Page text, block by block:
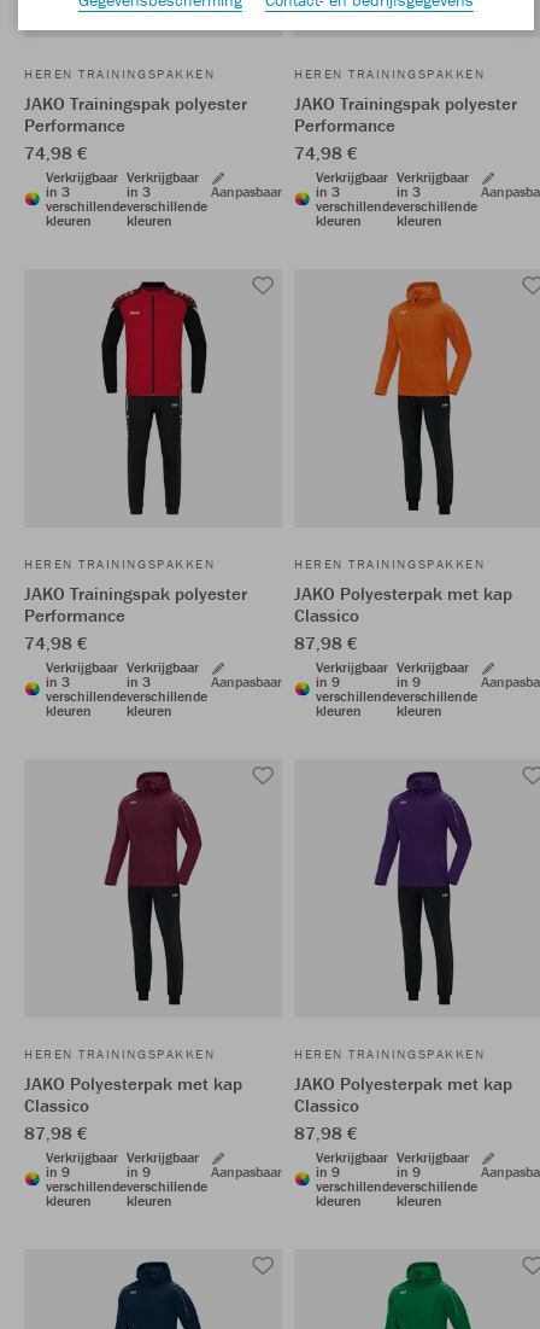
HEREN TRAININGSPAKKEN
JAKO Trainingspak polyester
Performance
74,98 €
Verkrijgbaar
in 3
verschillende
kleuren
Verkrijgbaar
in 3
verschillende
kleuren
Aanpasbaar
HEREN TRAININGSPAKKEN
JAKO Trainingspak polyester
Performance
74,98 €
Verkrijgbaar
in 3
verschillende
kleuren
Verkrijgbaar
in 3
verschillende
kleuren
HEREN TRAININGSPAKKEN
JAKO Trainingspak polyester
Performance
74,98 €
Verkrijgbaar
in 3
verschillende
kleuren
Verkrijgbaar
in 3
verschillende
kleuren
Aanpasbaar
HEREN TRAININGSPAKKEN
JAKO Polyesterpak met kap
Classico
87,98 €
Verkrijgbaar
in 9
verschillende
kleuren
Verkrijgbaar
in 9
verschillende
kleuren
HEREN TRAININGSPAKKEN
JAKO Polyesterpak met kap
Classico
87,98 €
Verkrijgbaar
in 9
verschillende
kleuren
Verkrijgbaar
in 9
verschillende
kleuren
Aanpasbaar
HEREN TRAININGSPAKKEN
JAKO Polyesterpak met kap
Classico
87,98 €
Verkrijgbaar
in 9
verschillende
kleuren
Verkrijgbaar
in 9
verschillende
kleuren